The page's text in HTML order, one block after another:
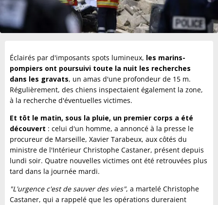
Éclairés par d'imposants spots lumineux, les marins-
pompiers ont poursuivi toute la nuit les recherches
dans les gravats, un amas d'une profondeur de 15 m.
Régulièrement, des chiens inspectaient également la zone,
à la recherche d'éventuelles victimes.
Et tôt le matin, sous la pluie, un premier corps a été
découvert : celui d'un homme, a annoncé à la presse le
procureur de Marseille, Xavier Tarabeux, aux côtés du
ministre de l'Intérieur Christophe Castaner, présent depuis
lundi soir. Quatre nouvelles victimes ont été retrouvées plus
tard dans la journée mardi.
"L'urgence c'est de sauver des vies", a martelé Christophe
Castaner, qui a rappelé que les opérations dureraient